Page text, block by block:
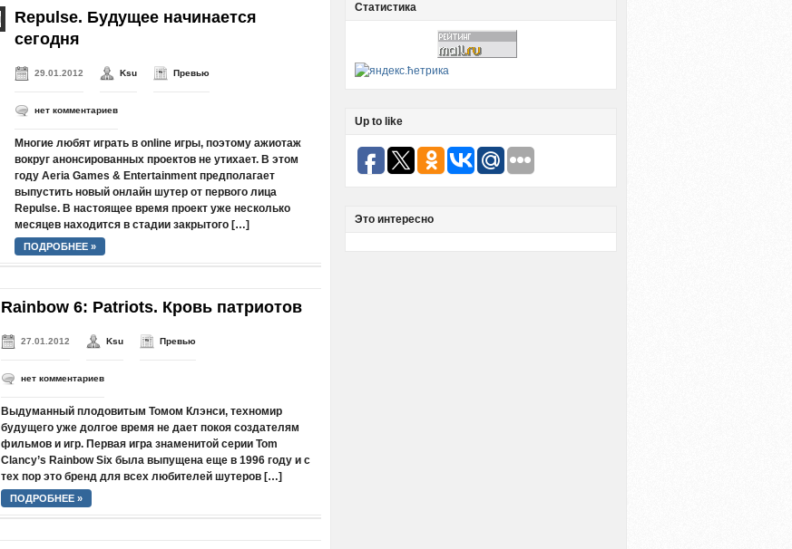
Repulse. Будущее начинается
сегодня
29.01.2012 Ksu Превью
нет комментариев
Многие любят играть в online игры, поэтому ажиотаж
вокруг анонсированных проектов не утихает. В этом
году Aeria Games & Entertainment предполагает
выпустить новый онлайн шутер от первого лица
Repulse. В настоящее время проект уже несколько
месяцев находится в стадии закрытого […]
ПОДРОБНЕЕ »
Rainbow 6: Patriots. Кровь патриотов
27.01.2012 Ksu Превью
нет комментариев
Выдуманный плодовитым Томом Клэнси, техномир
будущего уже долгое время не дает покоя создателям
фильмов и игр. Первая игра знаменитой серии Tom
Clancy’s Rainbow Six была выпущена еще в 1996 году и с
тех пор это бренд для всех любителей шутеров […]
ПОДРОБНЕЕ »
Статистика
Up to like
Это интересно